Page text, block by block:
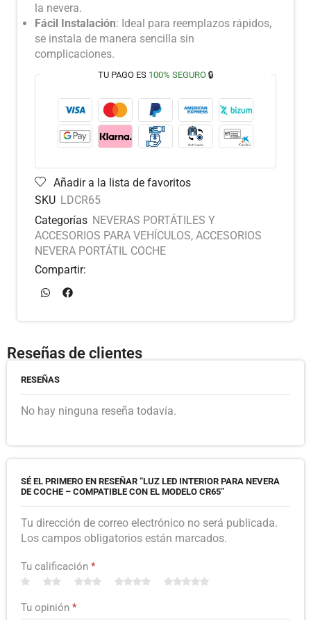
la nevera.
Fácil Instalación: Ideal para reemplazos rápidos,
se instala de manera sencilla sin
complicaciones.
TU PAGO ES 100% SEGURO🔒
Añadir a la lista de favoritos
SKU LDCR65
Categorías NEVERAS PORTÁTILES Y
ACCESORIOS PARA VEHÍCULOS, ACCESORIOS
NEVERA PORTÁTIL COCHE
Compartir:
Reseñas de clientes
RESEÑAS
No hay ninguna reseña todavía.
SÉ EL PRIMERO EN RESEÑAR “LUZ LED INTERIOR PARA NEVERA
DE COCHE – COMPATIBLE CON EL MODELO CR65”
Tu dirección de correo electrónico no será publicada.
Los campos obligatorios están marcados.
Tu calificación *
Tu opinión *